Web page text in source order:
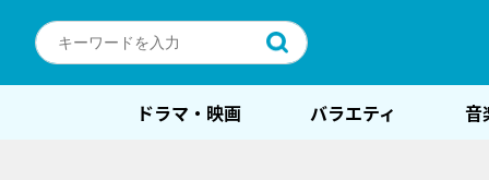
ドラマ・映画 バラエティ 音